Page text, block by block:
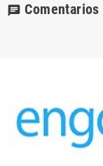
chat Comentarios